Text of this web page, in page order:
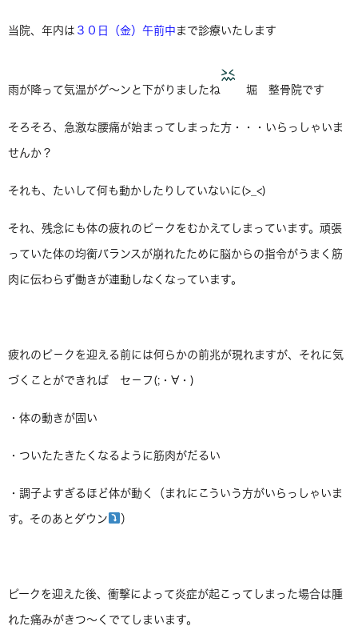
当院、年内は ３０日（金）午前中 まで診療いたします
雨が降って気温がグ～ンと下がりましたね 堀 整骨院です
そろそろ、急激な腰痛が始まってしまった方・・・いらっしゃいま
せんか？
それも、たいして何も動かしたりしていないに(>_<)
それ、残念にも体の疲れのピ－クをむかえてしまっています。頑張
っていた体の均衡バランスが崩れたために脳からの指令がうまく筋
肉に伝わらず働きが連動しなくなっています。
疲れのピ－クを迎える前には何らかの前兆が現れますが、それに気
づくことができれば セ－フ(;・∀・)
・体の動きが固い
・ついたたきたくなるように筋肉がだるい
・調子よすぎるほど体が動く（まれにこういう方がいらっしゃいま
す。そのあとダウン ）
ピークを迎えた後、衝撃によって炎症が起こってしまった場合は腫
れた痛みがきつ～くでてしまいます。